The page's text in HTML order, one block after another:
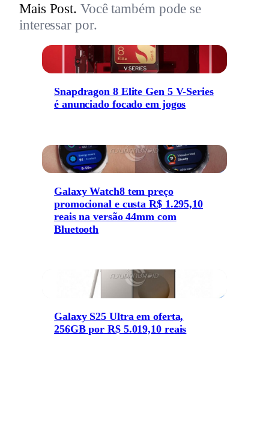
Mais Post. Você também pode se
interessar por.
Snapdragon 8 Elite Gen 5 V-Series
é anunciado focado em jogos
Galaxy Watch8 tem preço
promocional e custa R$ 1.295,10
reais na versão 44mm com
Bluetooth
Galaxy S25 Ultra em oferta,
256GB por R$ 5.019,10 reais